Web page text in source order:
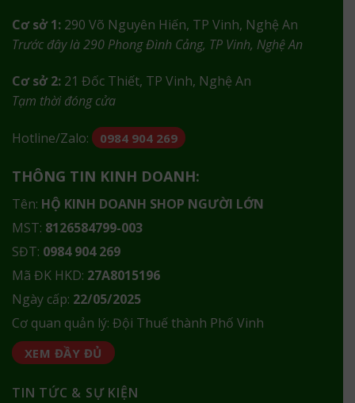
Cơ sở 1: 290 Võ Nguyên Hiến, TP Vinh, Nghệ An
Trước đây là 290 Phong Đình Cảng, TP Vinh, Nghệ An
Cơ sở 2: 21 Đốc Thiết, TP Vinh, Nghệ An
Tạm thời đóng cửa
Hotline/Zalo: 0984 904 269
THÔNG TIN KINH DOANH:
Tên: HỘ KINH DOANH SHOP NGƯỜI LỚN
MST: 8126584799-003
SĐT: 0984 904 269
Mã ĐK HKD: 27A8015196
Ngày cấp: 22/05/2025
Cơ quan quản lý: Đội Thuế thành Phố Vinh
XEM ĐẦY ĐỦ
TIN TỨC & SỰ KIỆN